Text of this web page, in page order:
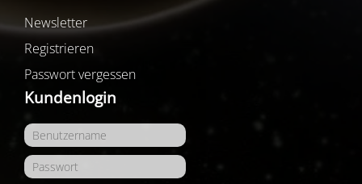
Newsletter
Registrieren
Passwort vergessen
Kundenlogin